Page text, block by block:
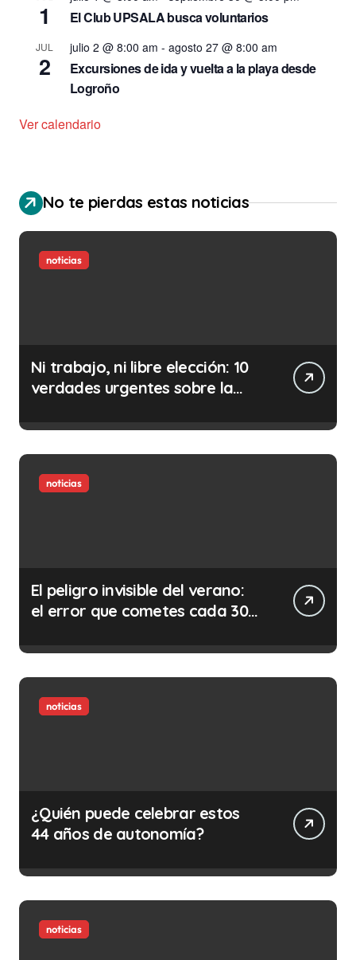
1 El Club UPSALA busca voluntarios
JUL
2
julio 2 @ 8:00 am - agosto 27 @ 8:00 am
Excursiones de ida y vuelta a la playa desde
Logroño
Ver calendario
No te pierdas estas noticias
noticias
Ni trabajo, ni libre elección: 10
verdades urgentes sobre la
noticias
El peligro invisible del verano:
el error que cometes cada 30
ilegalidad que te puede costar
la vida)
noticias
¿Quién puede celebrar estos
44 años de autonomía?
noticias